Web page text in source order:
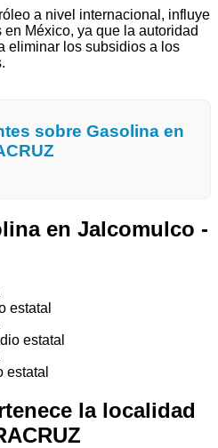
a nivel internacional, influye
México, ya que la autoridad
eliminar los subsidios a los
sobre Gasolina en
en Jalcomulco -
estatal
estatal
estatal
la localidad